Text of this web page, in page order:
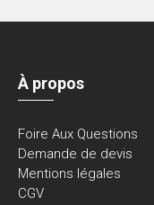
À propos
Foire Aux Questions
Demande de devis
Mentions légales
CGV